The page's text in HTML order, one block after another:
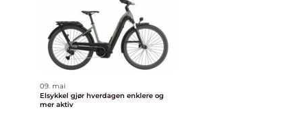
09. mai
Elsykkel gjør hverdagen enklere og
mer aktiv